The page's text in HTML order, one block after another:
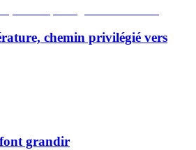
chemin privilégié vers
grandir